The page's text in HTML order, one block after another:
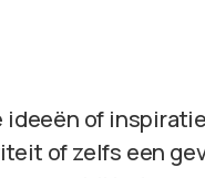
ideeën of
of zelfs een